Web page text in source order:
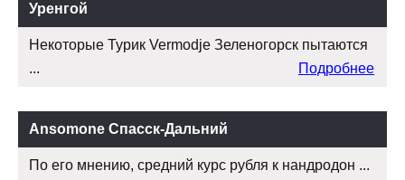
Уренгой
Некоторые Турик Vermodje Зеленогорск пытаются
...
Подробнее
Ansomone Спасск-Дальний
По его мнению, средний курс рубля к нандродон ...